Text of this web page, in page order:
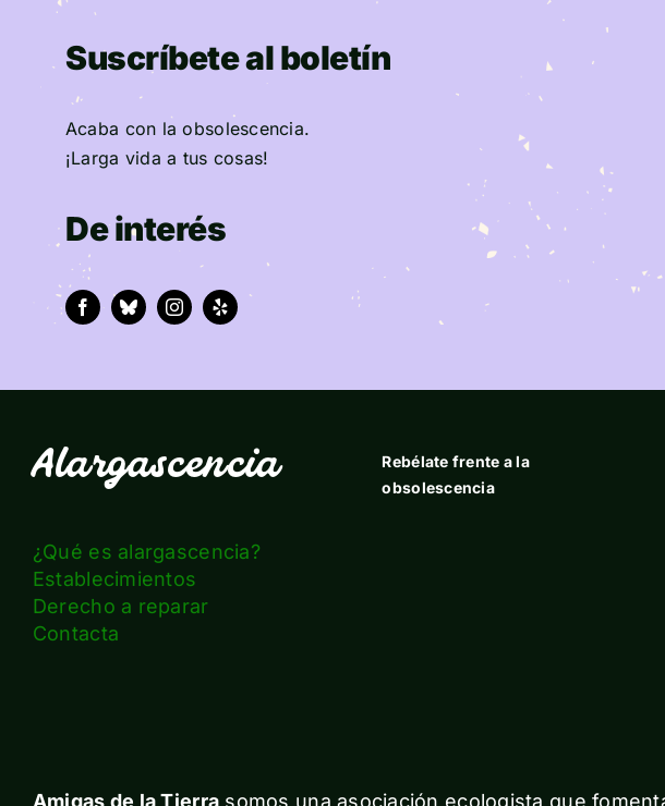
Suscríbete al boletín
Acaba con la obsolescencia.
¡Larga vida a tus cosas!
De interés
Alargascencia
Rebélate frente a la
obsolescencia
¿Qué es alargascencia?
Establecimientos
Derecho a reparar
Contacta
Amigas de la Tierra somos una asociación ecologista que